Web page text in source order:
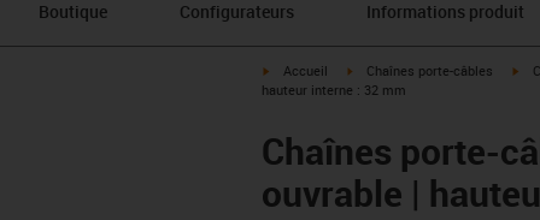
Boutique Configurateurs Informations produit
igus-icon-arrow-right
Accueil igus-icon-arrow-right
Chaînes porte-câbles
hauteur interne : 32 mm
Chaînes porte-
ouvrable |